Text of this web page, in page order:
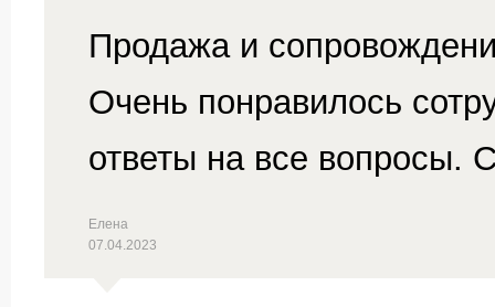
Продажа и
Очень понравилось
ответы на все вопросы.
Елена
07.04.2023